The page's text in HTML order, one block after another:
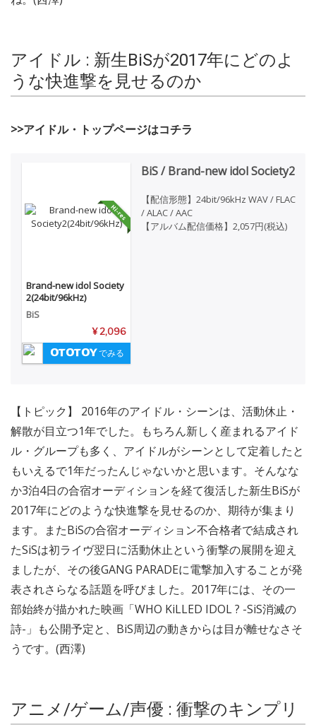
アイドル : 新生BiSが2017年にどのよ
うな快進撃を見せるのか
>>アイドル・トップページはコチラ
Brand-new idol Society
2(24bit/96kHz)
BiS
¥ 2,096
でみる
BiS / Brand-new idol Society2
【配信形態】24bit/96kHz WAV / FLAC
/ ALAC / AAC
【アルバム配信価格】2,057円(税込)
【トピック】 2016年のアイドル・シーンは、活動休止・
解散が目立つ1年でした。もちろん新しく産まれるアイド
ル・グループも多く、アイドルがシーンとして定着したと
もいえるで1年だったんじゃないかと思います。そんなな
か3泊4日の合宿オーディションを経て復活した新生BiSが
2017年にどのような快進撃を見せるのか、期待が集まり
ます。またBiSの合宿オーディション不合格者で結成され
たSiSは初ライヴ翌日に活動休止という衝撃の展開を迎え
ましたが、その後GANG PARADEに電撃加入することが発
表されさらなる話題を呼びました。2017年には、その一
部始終が描かれた映画「WHO KiLLED IDOL ? -SiS消滅の
詩-」も公開予定と、BiS周辺の動きからは目が離せなさそ
うです。(西澤)
アニメ/ゲーム/声優 : 衝撃のキンプリ